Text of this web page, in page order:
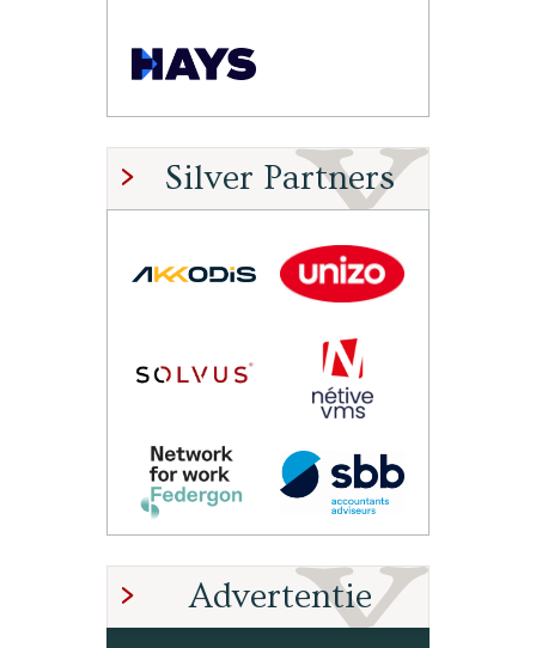
Silver Partners
Advertentie